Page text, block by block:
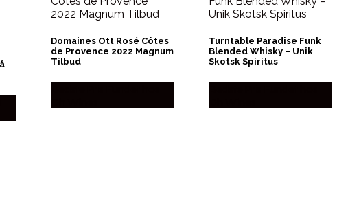
Domaines Ott Rosé Côtes
de Provence 2022 Magnum
Tilbud
Turntable Paradise Funk
Blended Whisky – Unik
Skotsk Spiritus